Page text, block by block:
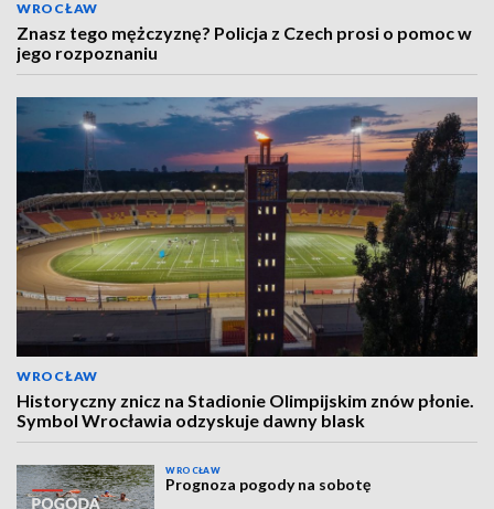
WROCŁAW
Znasz tego mężczyznę? Policja z Czech prosi o pomoc w
jego rozpoznaniu
WROCŁAW
Historyczny znicz na Stadionie Olimpijskim znów płonie.
Symbol Wrocławia odzyskuje dawny blask
WROCŁAW
Prognoza pogody na sobotę